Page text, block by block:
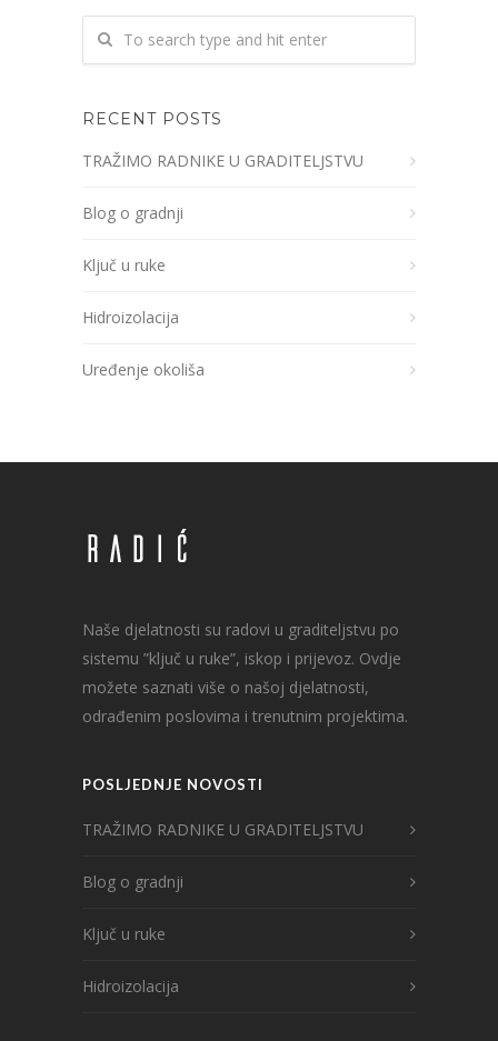
RECENT POSTS
TRAŽIMO RADNIKE U GRADITELJSTVU
Blog o gradnji
Ključ u ruke
Hidroizolacija
Uređenje okoliša
Naše djelatnosti su radovi u graditeljstvu po
sistemu ”ključ u ruke”, iskop i prijevoz. Ovdje
možete saznati više o našoj djelatnosti,
odrađenim poslovima i trenutnim projektima.
POSLJEDNJE NOVOSTI
TRAŽIMO RADNIKE U GRADITELJSTVU
Blog o gradnji
Ključ u ruke
Hidroizolacija